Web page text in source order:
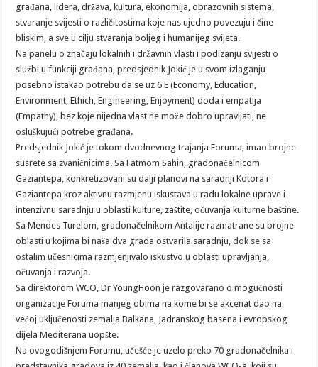
građana, lidera, država, kultura, ekonomija, obrazovnih sistema,
stvaranje svijesti o različitostima koje nas ujedno povezuju i čine
bliskim, a sve u cilju stvaranja boljeg i humanijeg svijeta.
Na panelu o značaju lokalnih i državnih vlasti i podizanju svijesti o
službi u funkciji građana, predsjednik Jokić je u svom izlaganju
posebno istakao potrebu da se uz 6 E (Economy, Education,
Environment, Ethich, Engineering, Enjoyment) doda i empatija
(Empathy), bez koje nijedna vlast ne može dobro upravljati, ne
osluškujući potrebe građana.
Predsjednik Jokić je tokom dvodnevnog trajanja Foruma, imao brojne
susrete sa zvaničnicima. Sa Fatmom Sahin, gradonačelnicom
Gaziantepa, konkretizovani su dalji planovi na saradnji Kotora i
Gaziantepa kroz aktivnu razmjenu iskustava u radu lokalne uprave i
intenzivnu saradnju u oblasti kulture, zaštite, očuvanja kulturne baštine.
Sa Mendes Turelom, gradonačelnikom Antalije razmatrane su brojne
oblasti u kojima bi naša dva grada ostvarila saradnju, dok se sa
ostalim učesnicima razmjenjivalo iskustvo u oblasti upravljanja,
očuvanja i razvoja.
Sa direktorom WCO, Dr YoungHoon je razgovarano o mogućnosti
organizacije Foruma manjeg obima na kome bi se akcenat dao na
većoj uključenosti zemalja Balkana, Jadranskog basena i evropskog
dijela Mediterana uopšte.
Na ovogodišnjem Forumu, učešće je uzelo preko 70 gradonačelnika i